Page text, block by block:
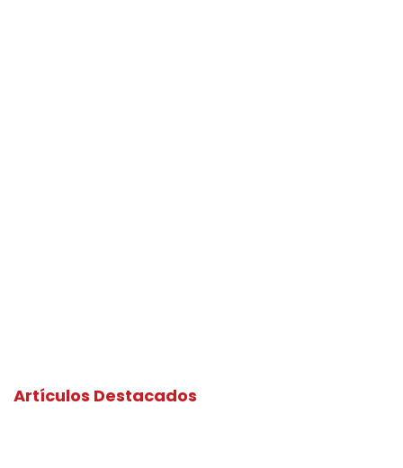
Artículos Destacados